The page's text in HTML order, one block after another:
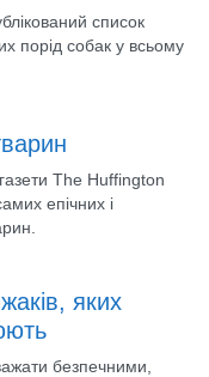
список
порід собак у всьому
The Huffington
епічних і
яких
безпечними,